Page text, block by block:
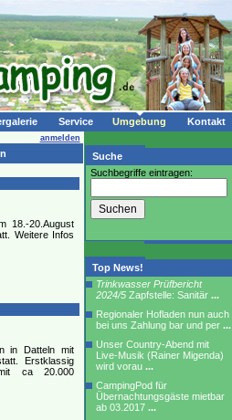
Service Umgebung Kontakt
anmelden
18.-20.August
Weitere Infos
in Datteln mit
Erstklassig
ca 20.000
Suche
Suchbegriffe eintragen:
Top News!
Trinkwasser Prüfbericht
2024/5 Zapfstelle: Sanitär ...
Regionaler Hofladen nun auch
bei uns Zahlung bar und per ...
Unser Country-Abend mit
Live-Musik (Rainer Migenda)
wird vorau ...
CampingPod für
Übernachtungsgäste mietbar
ab 03.2017 ...